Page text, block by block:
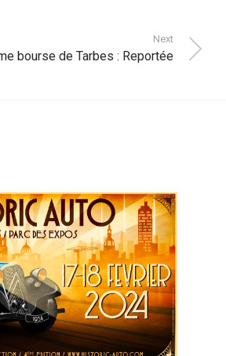
Next
bourse de Tarbes : Reportée